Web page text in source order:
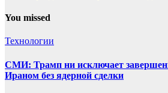
You missed
Технологии
СМИ: Трамп ни исключает
Ираном без ядерной сделки